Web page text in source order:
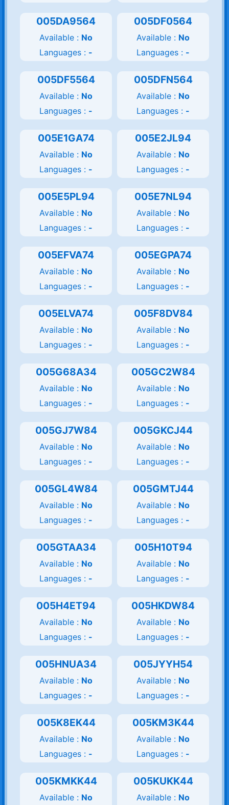
005DA9564
Available : No
Languages : -
005DF0564
Available : No
Languages : -
005DF5564
Available : No
Languages : -
005DFN564
Available : No
Languages : -
005E1GA74
Available : No
Languages : -
005E2JL94
Available : No
Languages : -
005E5PL94
Available : No
Languages : -
005E7NL94
Available : No
Languages : -
005EFVA74
Available : No
Languages : -
005EGPA74
Available : No
Languages : -
005ELVA74
Available : No
Languages : -
005F8DV84
Available : No
Languages : -
005G68A34
Available : No
Languages : -
005GC2W84
Available : No
Languages : -
005GJ7W84
Available : No
Languages : -
005GKCJ44
Available : No
Languages : -
005GL4W84
Available : No
Languages : -
005GMTJ44
Available : No
Languages : -
005GTAA34
Available : No
Languages : -
005H10T94
Available : No
Languages : -
005H4ET94
Available : No
Languages : -
005HKDW84
Available : No
Languages : -
005HNUA34
Available : No
Languages : -
005JYYH54
Available : No
Languages : -
005K8EK44
Available : No
Languages : -
005KM3K44
Available : No
Languages : -
005KMKK44
Available : No
005KUKK44
Available : No